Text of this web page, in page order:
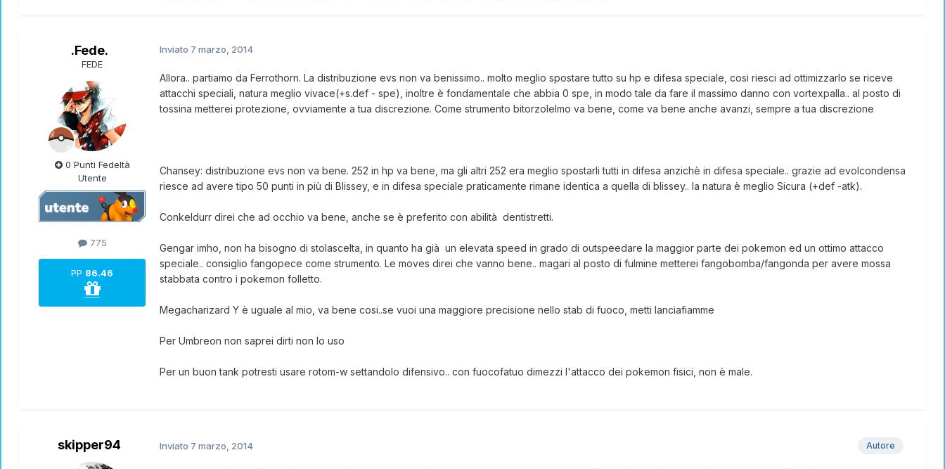
.Fede.
FEDE
0 Punti Fedeltà
Utente
775
PP 86.46
Inviato 7 marzo, 2014
Allora.. partiamo da Ferrothorn. La distribuzione evs non va benissimo.. molto meglio spostare tutto su hp e difesa speciale, cosi riesci ad ottimizzarlo se riceve
attacchi speciali, natura meglio vivace(+s.def - spe), inoltre è fondamentale che abbia 0 spe, in modo tale da fare il massimo danno con vortexpalla.. al posto di
tossina metterei protezione, ovviamente a tua discrezione. Come strumento bitorzolelmo va bene, come va bene anche avanzi, sempre a tua discrezione
Chansey: distribuzione evs non va bene. 252 in hp va bene, ma gli altri 252 era meglio spostarli tutti in difesa anzichè in difesa speciale.. grazie ad evolcondensa
riesce ad avere tipo 50 punti in più di Blissey, e in difesa speciale praticamente rimane identica a quella di blissey.. la natura è meglio Sicura (+def -atk).
Conkeldurr direi che ad occhio va bene, anche se è preferito con abilità dentistretti.
Gengar imho, non ha bisogno di stolascelta, in quanto ha già un elevata speed in grado di outspeedare la maggior parte dei pokemon ed un ottimo attacco
speciale.. consiglio fangopece come strumento. Le moves direi che vanno bene.. magari al posto di fulmine metterei fangobomba/fangonda per avere mossa
stabbata contro i pokemon folletto.
Megacharizard Y è uguale al mio, va bene cosi..se vuoi una maggiore precisione nello stab di fuoco, metti lanciafiamme
Per Umbreon non saprei dirti non lo uso
Per un buon tank potresti usare rotom-w settandolo difensivo.. con fuocofatuo dimezzi l'attacco dei pokemon fisici, non è male.
skipper94 Autore
Inviato 7 marzo, 2014